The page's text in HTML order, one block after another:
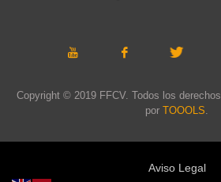
Copyright © 2019 FFCV. Todos los
por TOOOLS
Aviso Legal